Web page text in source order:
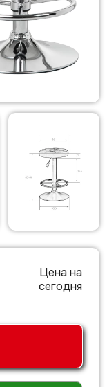
Цена на
сегодня